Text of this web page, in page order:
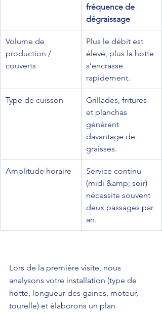
fréquence de
dégraissage
Volume de
production /
couverts
Plus le débit est
élevé, plus la hotte
s’encrasse
rapidement.
Type de cuisson
Grillades, fritures
et planchas
génèrent
davantage de
graisses.
Amplitude horaire
Service continu
(midi &amp; soir)
nécessite souvent
deux passages par
an.
Lors de la première visite, nous
analysons votre installation (type de
hotte, longueur des gaines, moteur,
tourelle) et élaborons un plan